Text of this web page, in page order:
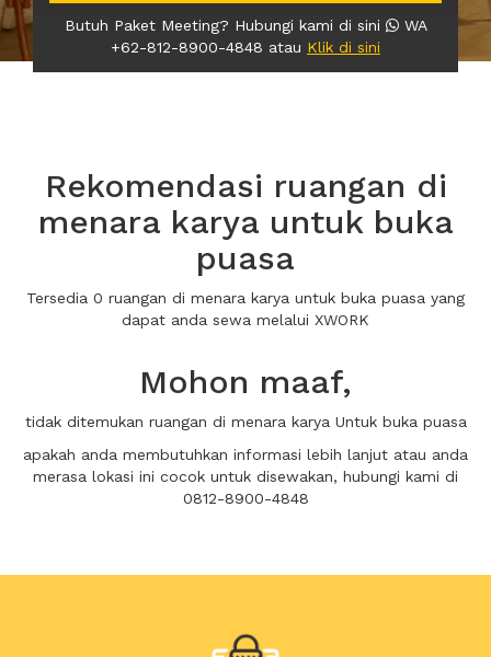
Butuh Paket Meeting? Hubungi kami di sini
WA
+62-812-8900-4848 atau Klik di sini
Rekomendasi ruangan di
menara karya untuk buka
puasa
Tersedia 0 ruangan di menara karya untuk buka puasa yang
dapat anda sewa melalui XWORK
Mohon maaf,
tidak ditemukan ruangan di menara karya Untuk buka puasa
apakah anda membutuhkan informasi lebih lanjut atau anda
merasa lokasi ini cocok untuk disewakan, hubungi kami di
0812-8900-4848